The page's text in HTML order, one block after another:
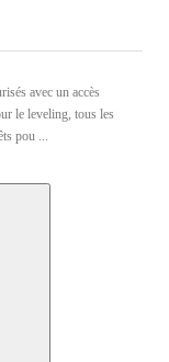
avec un accès
le leveling, tous les
pou ...